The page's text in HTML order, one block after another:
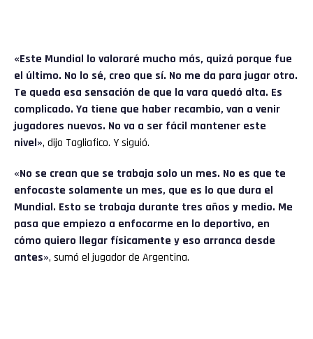
«Este Mundial lo valoraré mucho más, quizá porque fue
el último. No lo sé, creo que sí. No me da para jugar otro.
Te queda esa sensación de que la vara quedó alta. Es
complicado. Ya tiene que haber recambio, van a venir
jugadores nuevos. No va a ser fácil mantener este
nivel», dijo Tagliafico. Y siguió.
«No se crean que se trabaja solo un mes. No es que te
enfocaste solamente un mes, que es lo que dura el
Mundial. Esto se trabaja durante tres años y medio. Me
pasa que empiezo a enfocarme en lo deportivo, en
cómo quiero llegar físicamente y eso arranca desde
antes», sumó el jugador de Argentina.